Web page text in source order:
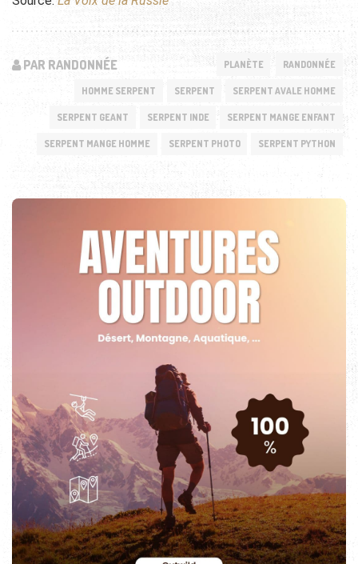
PAR RANDONNÉE PLANÈTE RANDONNÉE
HOMME SERPENT SERPENT SERPENT AVALE HOMME
SERPENT GEANT SERPENT INDE SERPENT MANGE ENFANT
SERPENT MANGE HOMME SERPENT PHOTO SERPENT PYTHON